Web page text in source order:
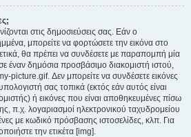
στις δημοσιεύσεις σας. Εάν ο
μπορείτε να φορτώσετε την εικόνα στο
θα πρέπει να συνδέσετε με παραπομπή μία
έναν δημόσια προσβάσιμο διακομιστή ιστού,
picture.gif. Δεν μπορείτε να συνδέσετε εικόνες
σας τοπικά (εκτός εάν αυτός είναι
ή εικόνες που είναι αποθηκευμένες πίσω
π.χ. λογαριασμοί ηλεκτρονικού ταχυδρομείου
με κωδικό πρόσβασης ιστοσελίδες, κλπ. Για
την ετικέτα [img].